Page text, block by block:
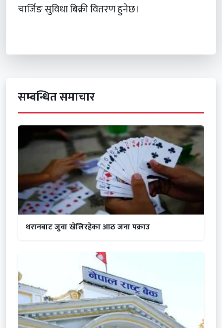
चार्जिङ सुविधा बिक्री वितरण हुनेछ।
सम्बन्धित समाचार
धरानबाट जुवा खेलिरहेका आठ जना पक्राउ